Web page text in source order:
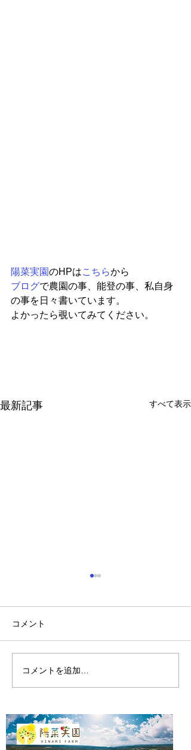
陽菜実園のHPはこちらから
ブログで農園の事、能登の事、私自身
の事を日々書いています。
よかったら覗いてみてください。
最新記事 すべて表示
2023年 無肥料栽培ひな
み柿 草刈りと摘果
コメント
コメントを追加…